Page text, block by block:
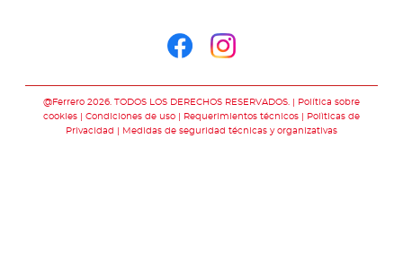
@Ferrero 2026. TODOS LOS DERECHOS RESERVADOS.
Política sobre
cookies
Condiciones de uso Requerimientos técnicos
Polìticas de
Privacidad
Medidas de seguridad técnicas y organizativas